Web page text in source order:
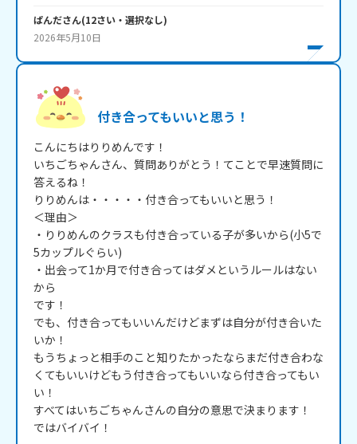
ぱんださん(12さい・ 選択なし)
2026年5月10日
付き合ってもいいと思う！
こんにちはりりめんです！
いちごちゃんさん、質問ありがとう！てことで早速質問に
答えるね！
りりめんは・・・・・付き合ってもいいと思う！
＜理由＞
・りりめんのクラスも付き合っている子が多いから(小5で
5カップルぐらい)
・出会って1か月で付き合ってはダメというルールはない
から
です！
でも、付き合ってもいいんだけどまずは自分が付き合いた
いか！
もうちょっと相手のこと知りたかったならまだ付き合わな
くてもいいけどもう付き合ってもいいなら付き合ってもい
い！
すべてはいちごちゃんさんの自分の意思で決まります！
ではバイバイ！